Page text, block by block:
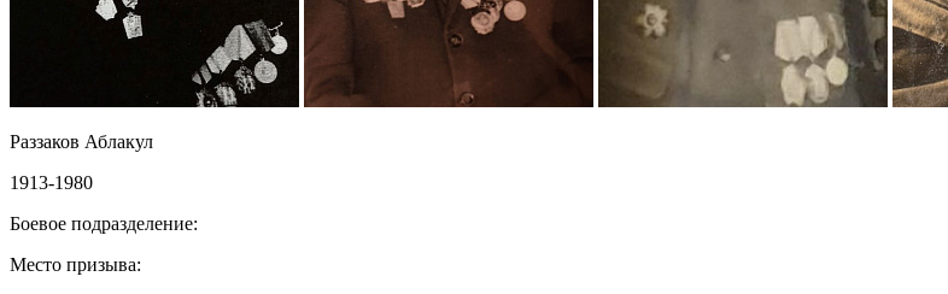
Раззаков Аблакул
1913-1980
Боевое подразделение:
Место призыва: